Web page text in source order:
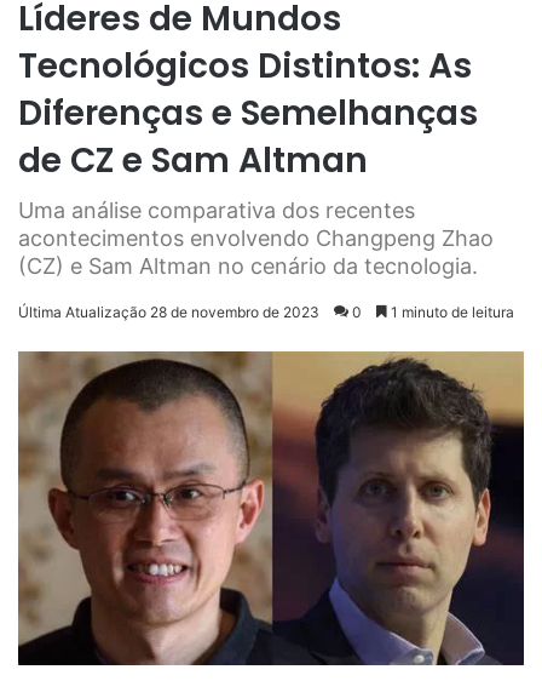
Líderes de Mundos
Tecnológicos Distintos: As
Diferenças e Semelhanças
de CZ e Sam Altman
Uma análise comparativa dos recentes
acontecimentos envolvendo Changpeng Zhao
(CZ) e Sam Altman no cenário da tecnologia.
Última Atualização 28 de novembro de 2023 0 1 minuto de leitura